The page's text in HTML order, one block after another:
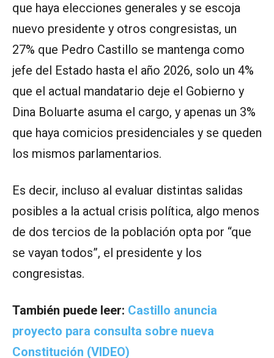
que haya elecciones generales y se escoja
nuevo presidente y otros congresistas, un
27% que Pedro Castillo se mantenga como
jefe del Estado hasta el año 2026, solo un 4%
que el actual mandatario deje el Gobierno y
Dina Boluarte asuma el cargo, y apenas un 3%
que haya comicios presidenciales y se queden
los mismos parlamentarios.
Es decir, incluso al evaluar distintas salidas
posibles a la actual crisis política, algo menos
de dos tercios de la población opta por “que
se vayan todos”, el presidente y los
congresistas.
También puede leer: Castillo anuncia
proyecto para consulta sobre nueva
Constitución (VIDEO)